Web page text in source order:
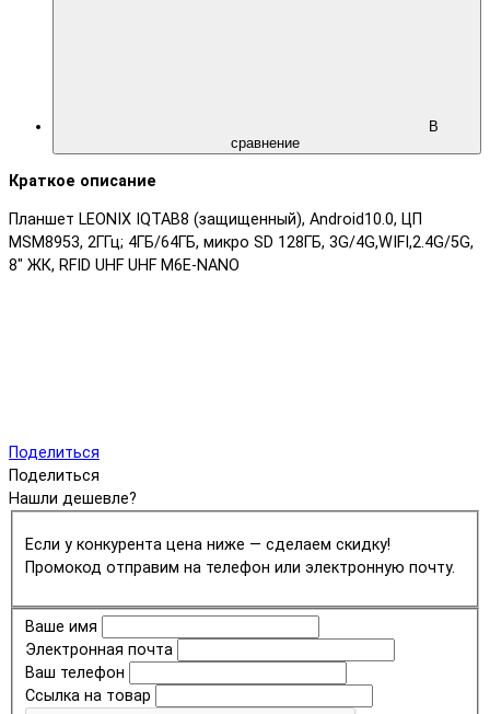
В
сравнение
Краткое описание
Планшет LEONIX IQTAB8 (защищенный), Android10.0, ЦП
MSM8953, 2ГГц; 4ГБ/64ГБ, микро SD 128ГБ, 3G/4G,WIFI,2.4G/5G,
8" ЖК, RFID UHF UHF M6E-NANO
Поделиться
Поделиться
Нашли дешевле?
Если у конкурента цена ниже — сделаем скидку!
Промокод отправим на телефон или электронную почту.
Ваше имя
Электронная почта
Ваш телефон
Ссылка на товар